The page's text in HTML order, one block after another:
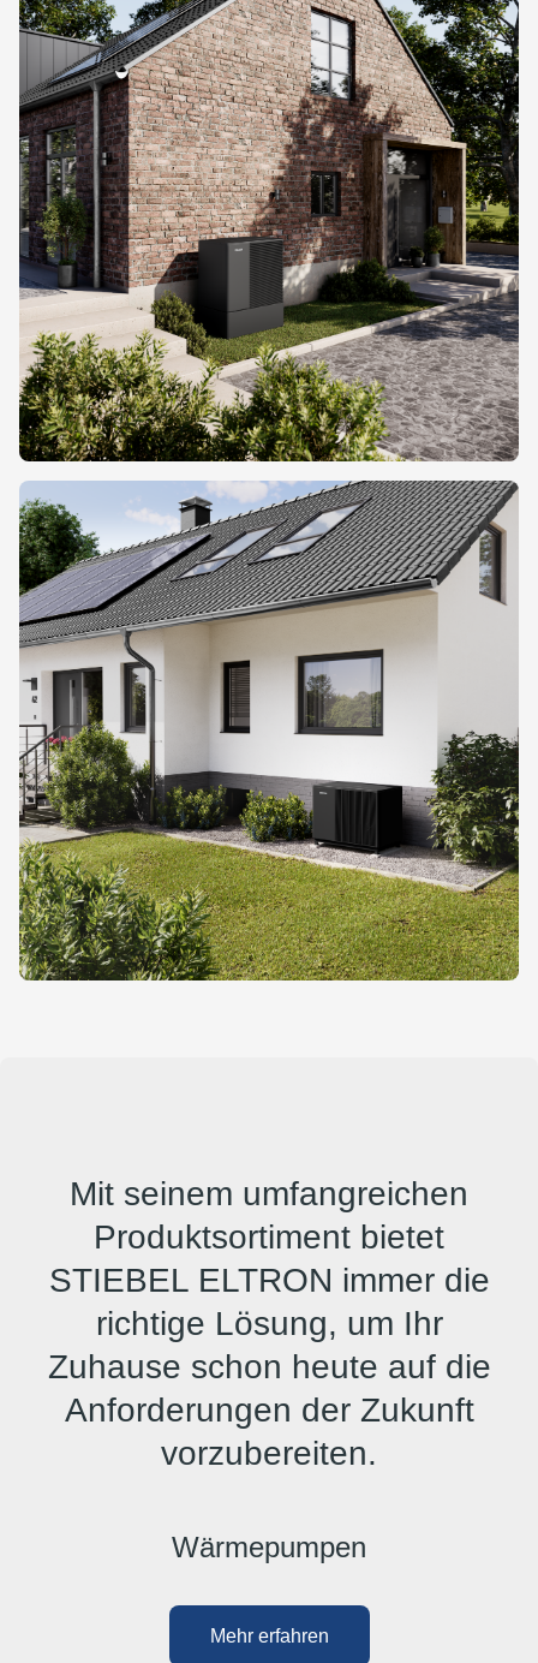
Mit seinem umfangreichen
Produktsortiment bietet
STIEBEL ELTRON immer die
richtige Lösung, um Ihr
Zuhause schon heute auf die
Anforderungen der Zukunft
vorzubereiten.
Wärmepumpen
Mehr erfahren